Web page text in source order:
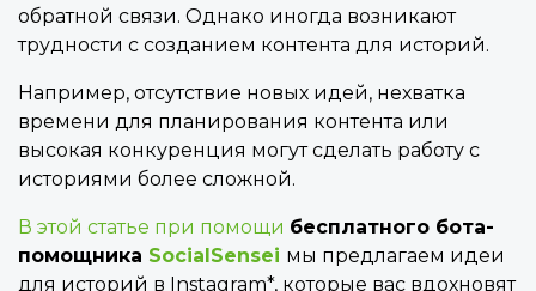
обратной связи. Однако иногда возникают
трудности с созданием контента для историй.
Например, отсутствие новых идей, нехватка
времени для планирования контента или
высокая конкуренция могут сделать работу с
историями более сложной.
В этой статье при помощи бесплатного бота-
помощника SocialSensei мы предлагаем идеи
для историй в Instagram*, которые вас вдохновят